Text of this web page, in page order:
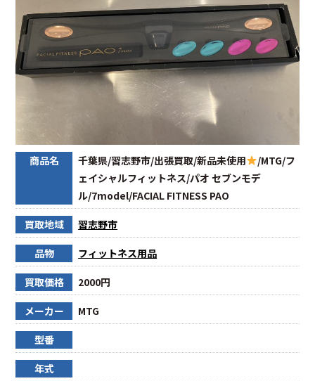
商品名 千葉県/習志野市/出張買取/新品未使用
/MTG/フ
ェイシャルフィットネス/パオ セブンモデ
ル/7model/FACIAL FITNESS PAO
買取地域 習志野市
品物 フィットネス用品
買取価格 2000円
メーカー MTG
型番
年式